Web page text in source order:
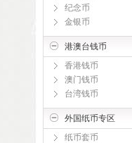
纪念币
金银币
港澳台钱币
香港钱币
澳门钱币
台湾钱币
外国纸币专区
纸币套币